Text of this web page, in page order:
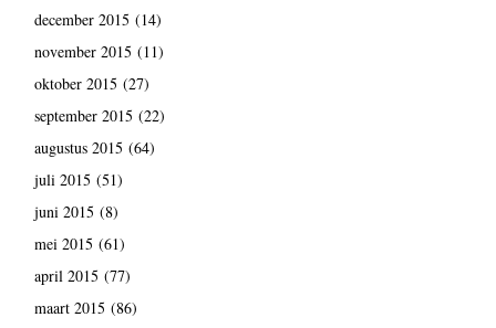
december 2015 (14)
november 2015 (11)
oktober 2015 (27)
september 2015 (22)
augustus 2015 (64)
juli 2015 (51)
juni 2015 (8)
mei 2015 (61)
april 2015 (77)
maart 2015 (86)